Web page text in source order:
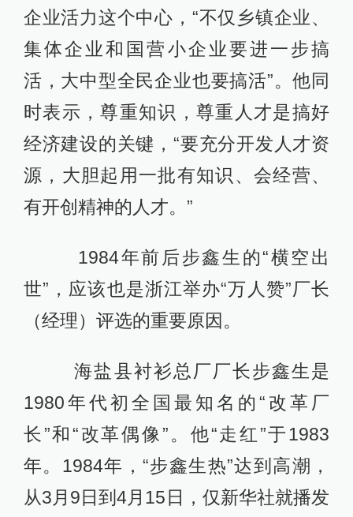
企业活力这个中心，“不仅乡镇企业、
集体企业和国营小企业要进一步搞
活，大中型全民企业也要搞活”。他同
时表示，尊重知识，尊重人才是搞好
经济建设的关键，“要充分开发人才资
源，大胆起用一批有知识、会经营、
有开创精神的人才。”
1984年前后步鑫生的“横空出
世”，应该也是浙江举办“万人赞”厂长
（经理）评选的重要原因。
海盐县衬衫总厂厂长步鑫生是
1980年代初全国最知名的“改革厂
长”和“改革偶像”。他“走红”于1983
年。1984年，“步鑫生热”达到高潮，
从3月9日到4月15日，仅新华社就播发